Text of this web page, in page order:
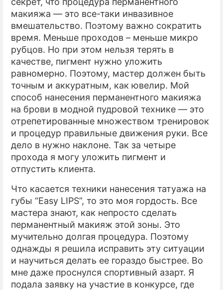
макияжа –– это все-таки инвазивное
вмешательство. Поэтому важно сократить
время. Меньше проходов – меньше микро
рубцов. Но при этом нельзя терять в
качестве, пигмент нужно уложить
равномерно. Поэтому, мастер должен быть
точным и аккуратным, как ювелир. Мой
способ нанесения перманентного макияжа
на брови в модной пудровой технике — это
отрепетированные множеством тренировок
и процедур правильные движения руки. Все
дело в нужно наклоне. Так за четыре
прохода я могу уложить пигмент и
отпустить клиента.
Что касается техники нанесения татуажа на
губы “Easy LIPS”, то это моя гордость. Все
мастера знают, как непросто сделать
перманентный макияж этой зоны. Это
мучительно долгая процедура. Поэтому
однажды я решила исправить эту ситуации
и научиться делать ее гораздо быстрее. Во
мне даже проснулся спортивный азарт. Я
подала заявку на участие в конкурсе, где